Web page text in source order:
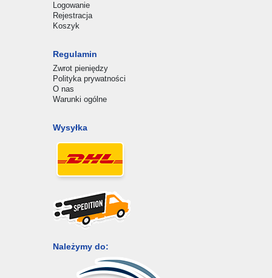
Logowanie
Rejestracja
Koszyk
Regulamin
Zwrot pieniędzy
Polityka prywatności
O nas
Warunki ogólne
Wysyłka
Należymy do: